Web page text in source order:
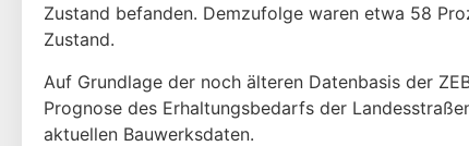
Zustand befanden. Demzufolge waren etwa 58
Zustand.
Auf Grundlage der noch älteren Datenbasis der
Prognose des Erhaltungsbedarfs der
aktuellen Bauwerksdaten.